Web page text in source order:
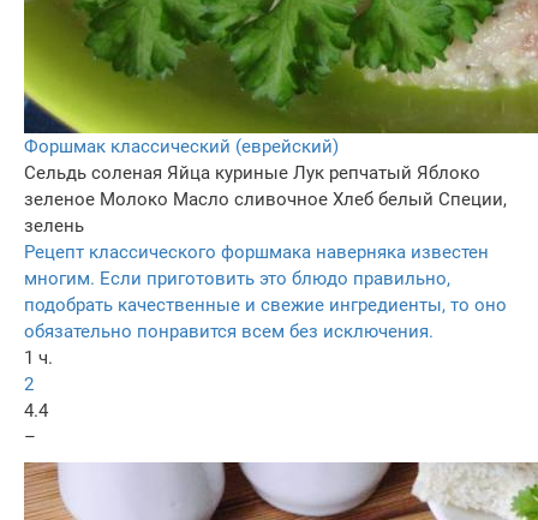
Форшмак классический (еврейский)
Сельдь соленая Яйца куриные Лук репчатый Яблоко
зеленое Молоко Масло сливочное Хлеб белый Специи,
зелень
Рецепт классического форшмака наверняка известен
многим. Если приготовить это блюдо правильно,
подобрать качественные и свежие ингредиенты, то оно
обязательно понравится всем без исключения.
1 ч.
2
4.4
–